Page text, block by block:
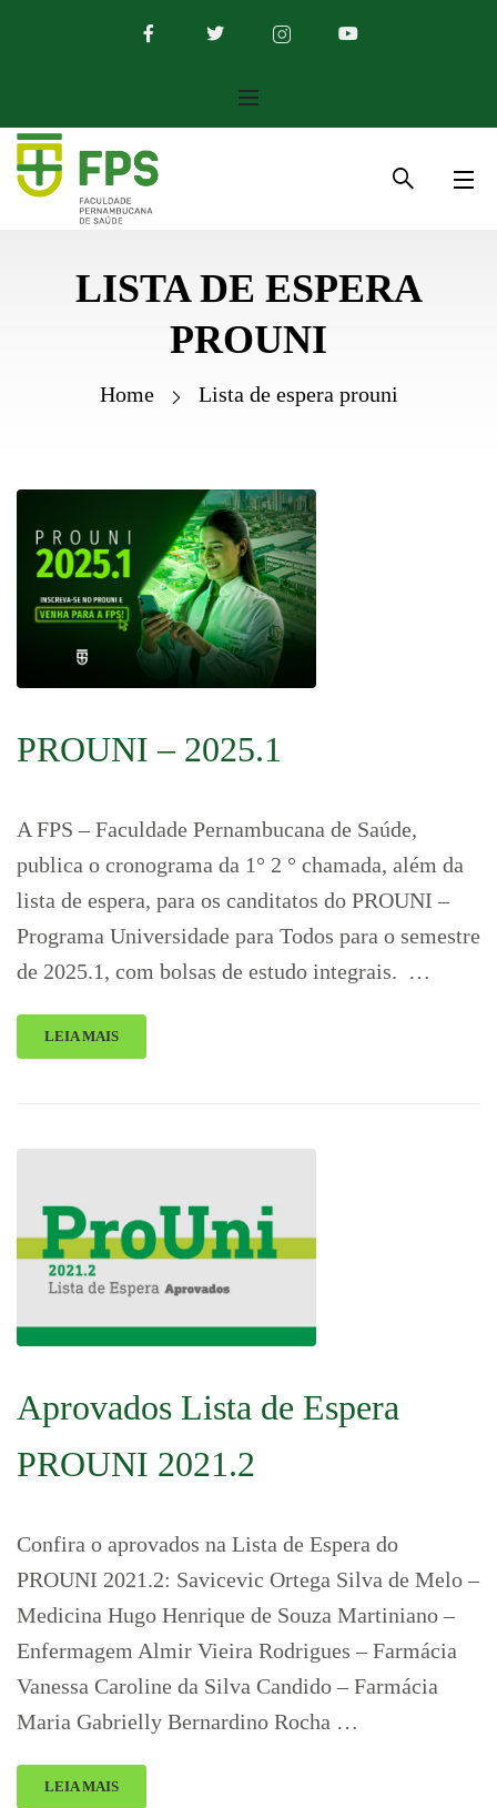
LISTA DE ESPERA
PROUNI
Home Lista de espera prouni
PROUNI – 2025.1
A FPS – Faculdade Pernambucana de Saúde,
publica o cronograma da 1° 2 ° chamada, além da
lista de espera, para os canditatos do PROUNI –
Programa Universidade para Todos para o semestre
de 2025.1, com bolsas de estudo integrais. …
LEIA MAIS
Aprovados Lista de Espera
PROUNI 2021.2
Confira o aprovados na Lista de Espera do
PROUNI 2021.2: Savicevic Ortega Silva de Melo –
Medicina Hugo Henrique de Souza Martiniano –
Enfermagem Almir Vieira Rodrigues – Farmácia
Vanessa Caroline da Silva Candido – Farmácia
Maria Gabrielly Bernardino Rocha …
LEIA MAIS